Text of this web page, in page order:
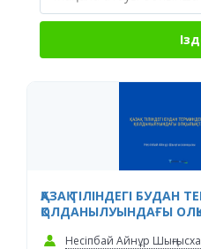
ҚАЗАҚ ТІЛІНДЕГІ БУДАН
ҚОЛДАНЫЛУЫНДАҒЫ
Несіпбай Айнұр